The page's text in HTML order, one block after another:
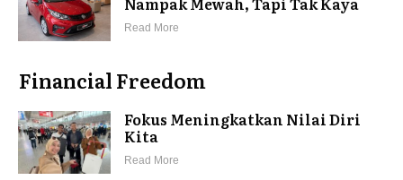
Read More
Financial Freedom
Fokus Meningkatkan Nilai Diri
Kita
Read More